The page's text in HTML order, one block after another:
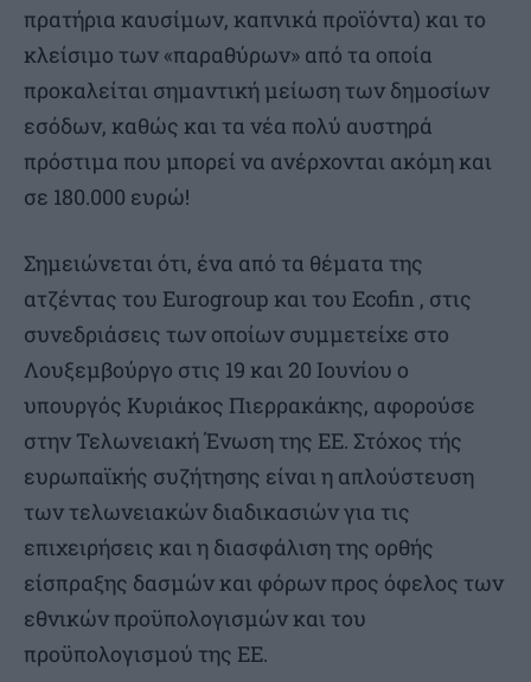
πρατήρια καυσίμων, καπνικά προϊόντα) και το
κλείσιμο των «παραθύρων» από τα οποία
προκαλείται σημαντική μείωση των δημοσίων
εσόδων, καθώς και τα νέα πολύ αυστηρά
πρόστιμα που μπορεί να ανέρχονται ακόμη και
σε 180.000 ευρώ!
Σημειώνεται ότι, ένα από τα θέματα της
ατζέντας του Eurogroup και του Ecofin , στις
συνεδριάσεις των οποίων συμμετείχε στο
Λουξεμβούργο στις 19 και 20 Ιουνίου ο
υπουργός Κυριάκος Πιερρακάκης, αφορούσε
στην Τελωνειακή Ένωση της ΕΕ. Στόχος τής
ευρωπαϊκής συζήτησης είναι η απλούστευση
των τελωνειακών διαδικασιών για τις
επιχειρήσεις και η διασφάλιση της ορθής
είσπραξης δασμών και φόρων προς όφελος των
εθνικών προϋπολογισμών και του
προϋπολογισμού της ΕΕ.